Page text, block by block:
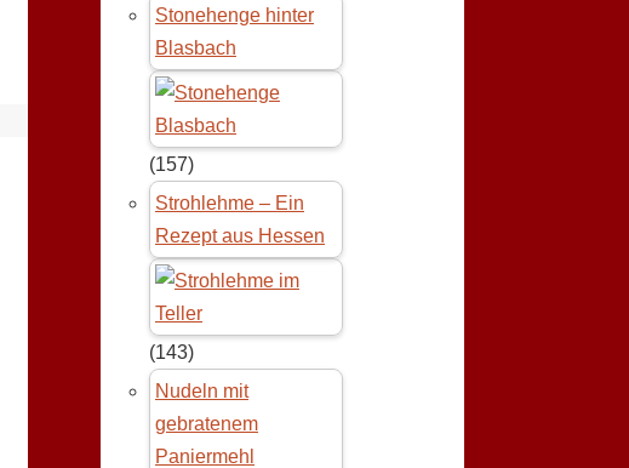
Stonehenge hinter
Blasbach
(157)
Strohlehme – Ein
Rezept aus Hessen
(143)
Nudeln mit
gebratenem
Paniermehl